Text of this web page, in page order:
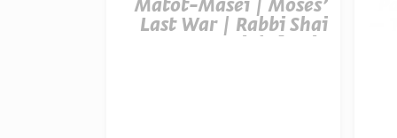
–
Matot-Masei | Moses’
Last War | Rabbi Shai